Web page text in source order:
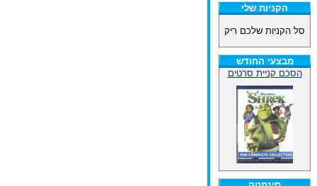
הקניות שלי
סל הקניות שלכם ריק
מבצעי החודש
הסכם קניית סרטים